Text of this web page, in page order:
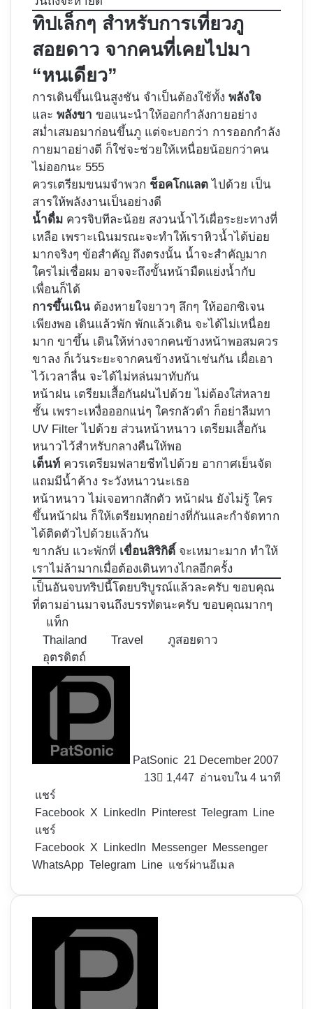
ทิปเล็กๆ สำหรับการเที่ยวภู
สอยดาว จากคนที่เคยไปมา
“หนเดียว”
การเดินขึ้นเนินสูงชัน จำเป็นต้องใช้ทั้ง พลังใจ
และ พลังขา ขอแนะนำให้ออกกำลังกายอย่าง
สม่ำเสมอมาก่อนขึ้นภู แต่จะบอกว่า การออกกำลัง
กายมาอย่างดี ก็ใช่จะช่วยให้เหนื่อยน้อยกว่าคน
ไม่ออกนะ 555
ควรเตรียมขนมจำพวก ช็อคโกแลต ไปด้วย เป็น
สารให้พลังงานเป็นอย่างดี
น้ำดื่ม ควรจิบทีละน้อย สงวนน้ำไว้เผื่อระยะทางที่
เหลือ เพราะเนินมรณะจะทำให้เราหิวน้ำได้บ่อย
มากจริงๆ ข้อสำคัญ ถึงตรงนั้น น้ำจะสำคัญมาก
ใครไม่เชื่อผม อาจจะถึงขั้นหน้ามืดแย่งน้ำกับ
เพื่อนก็ได้
การขึ้นเนิน ต้องหายใจยาวๆ ลึกๆ ให้ออกซิเจน
เพียงพอ เดินแล้วพัก พักแล้วเดิน จะได้ไม่เหนื่อย
มาก ขาขึ้น เดินให้ห่างจากคนข้างหน้าพอสมควร
ขาลง ก็เว้นระยะจากคนข้างหน้าเช่นกัน เผื่อเอา
ไว้เวลาลื่น จะได้ไม่หล่นมาทับกัน
หน้าฝน เตรียมเสื้อกันฝนไปด้วย ไม่ต้องใส่หลาย
ชั้น เพราะเหงื่อออกแน่ๆ ใครกลัวดำ ก็อย่าลืมทา
UV Filter ไปด้วย ส่วนหน้าหนาว เตรียมเสื้อกัน
หนาวไว้สำหรับกลางคืนให้พอ
เต็นท์ ควรเตรียมฟลายชีทไปด้วย อากาศเย็นจัด
แถมมีน้ำค้าง ระวังหนาวนะเธอ
หน้าหนาว ไม่เจอทากสักตัว หน้าฝน ยังไม่รู้ ใคร
ขึ้นหน้าฝน ก็ให้เตรียมทุกอย่างที่กันและกำจัดทาก
ได้ติดตัวไปด้วยแล้วกัน
ขากลับ แวะพักที่ เขื่อนสิริกิติ์ จะเหมาะมาก ทำให้
เราไม่ล้ามากเมื่อต้องเดินทางไกลอีกครั้ง
เป็นอันจบทริปนี้โดยบริบูรณ์แล้วละครับ ขอบคุณ
ที่ตามอ่านมาจนถึงบรรทัดนะครับ ขอบคุณมากๆ
แท็ก
Thailand
Travel
ภูสอยดาว
อุตรดิตถ์
PatSonic 21 December 2007
13
1,447 อ่านจบใน 4 นาที
แชร์
Facebook X LinkedIn Pinterest Telegram
Line
แชร์
Facebook X LinkedIn Messenger Messenger
WhatsApp Telegram Line แชร์ผ่านอีเมล